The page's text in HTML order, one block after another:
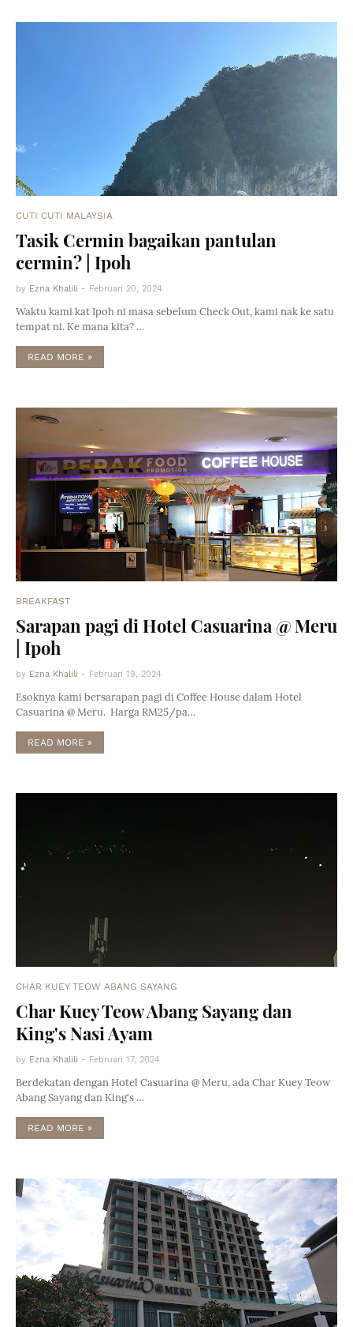
CUTI CUTI MALAYSIA
Tasik Cermin bagaikan pantulan
cermin? | Ipoh
by Ezna Khalili - Februari 20, 2024
Waktu kami kat Ipoh ni masa sebelum Check Out, kami nak ke satu
tempat ni. Ke mana kita? …
READ MORE »
BREAKFAST
Sarapan pagi di Hotel Casuarina @ Meru
| Ipoh
by Ezna Khalili - Februari 19, 2024
Esoknya kami bersarapan pagi di Coffee House dalam Hotel
Casuarina @ Meru. Harga RM25/pa…
READ MORE »
CHAR KUEY TEOW ABANG SAYANG
Char Kuey Teow Abang Sayang dan
King's Nasi Ayam
by Ezna Khalili - Februari 17, 2024
Berdekatan dengan Hotel Casuarina @ Meru, ada Char Kuey Teow
Abang Sayang dan King's …
READ MORE »